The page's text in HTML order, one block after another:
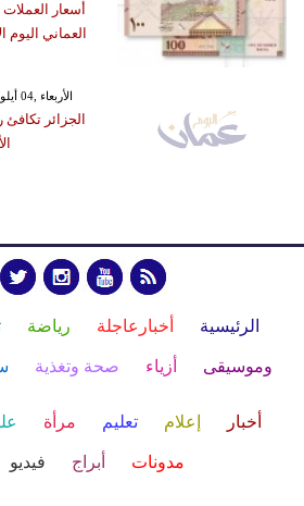
أسعار العملات
العماني اليوم الأحد 02
GMT 21:24 2019 الأربعاء ,04 أيلول / سبتمبر
الجزائر
الرئيسية أخبارعاجلة رياضة
وموسيقى أزياء صحة وتغذية
أخبار إعلام تعليم مرأة
مدونات أبراج فيديو